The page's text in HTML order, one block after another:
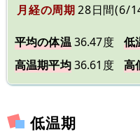
月経の周期28日間(6/
平均の体温36.47度 低
高温期平均36.61度 高
低温期